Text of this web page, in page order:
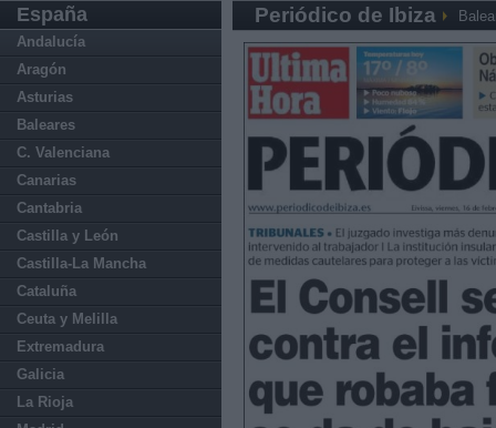
España
Andalucía
Aragón
Asturias
Baleares
C. Valenciana
Canarias
Cantabria
Castilla y León
Castilla-La Mancha
Cataluña
Ceuta y Melilla
Extremadura
Galicia
La Rioja
Periódico de Ibiza